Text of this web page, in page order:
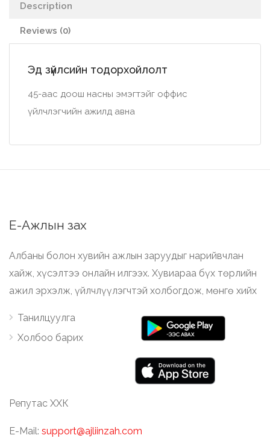
Description
Reviews (0)
Эд зүйлсийн тодорхойлолт
45-аас доош насны эмэгтэйг оффис
үйлчлэгчийн ажилд авна
Е-Ажлын зах
Албаны болон хувийн ажлын заруудыг нарийвчлан
хайж, хүсэлтээ онлайн илгээх. Хувиараа бүх төрлийн
ажил эрхэлж, үйлчлүүлэгчтэй холбогдож, мөнгө хийх
Танилцуулга
Холбоо барих
Репутас ХХК
E-Mail: support@ajliinzah.com